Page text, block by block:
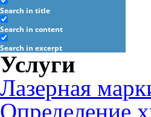
Search in title
Search in content
Search in excerpt
Услуги
Лазерная
Определение